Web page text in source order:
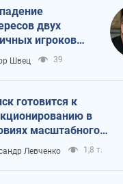
двух
игроков
план
и Путина?
Швец 39
готовится к
в
масштабного
кризиса
Левченко 1,8 т.